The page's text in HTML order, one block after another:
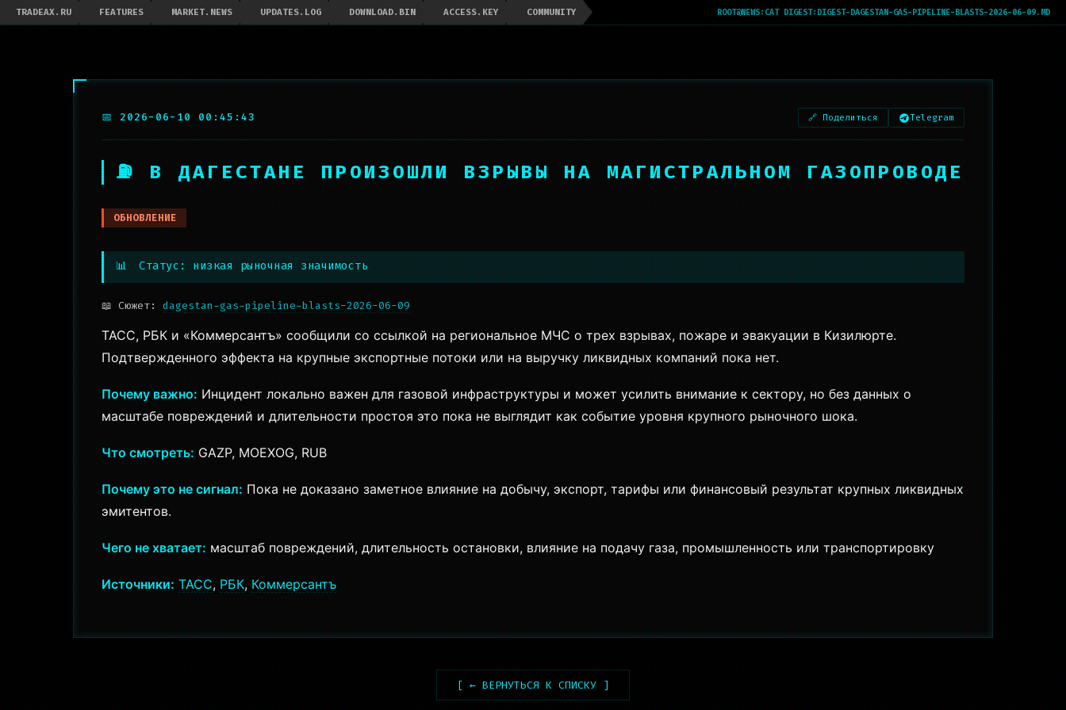
TRADEAX.RU FEATURES MARKET.NEWS UPDATES.LOG DOWNLOAD.BIN ACCESS.KEY COMMUNITY ROOT@NEWS: CAT DIGEST:DIGEST-DAGESTAN-GAS-PIPELINE-BLASTS-2026-06-09.MD
📅 2026-06-10 00:45:43 🔗 Поделиться Telegram
⛽ В ДАГЕСТАНЕ ПРОИЗОШЛИ ВЗРЫВЫ НА МАГИСТРАЛЬНОМ ГАЗОПРОВОДЕ
ОБНОВЛЕНИЕ
📊 Статус: низкая рыночная значимость
📖 Сюжет: dagestan-gas-pipeline-blasts-2026-06-09
ТАСС, РБК и «Коммерсантъ» сообщили со ссылкой на региональное МЧС о трех взрывах, пожаре и эвакуации в Кизилюрте.
Подтвержденного эффекта на крупные экспортные потоки или на выручку ликвидных компаний пока нет.
Почему важно: Инцидент локально важен для газовой инфраструктуры и может усилить внимание к сектору, но без данных о
масштабе повреждений и длительности простоя это пока не выглядит как событие уровня крупного рыночного шока.
Что смотреть: GAZP, MOEXOG, RUB
Почему это не сигнал: Пока не доказано заметное влияние на добычу, экспорт, тарифы или финансовый результат крупных ликвидных
эмитентов.
Чего не хватает: масштаб повреждений, длительность остановки, влияние на подачу газа, промышленность или транспортировку
Источники: ТАСС, РБК, Коммерсантъ
[ ← ВЕРНУТЬСЯ К СПИСКУ ]